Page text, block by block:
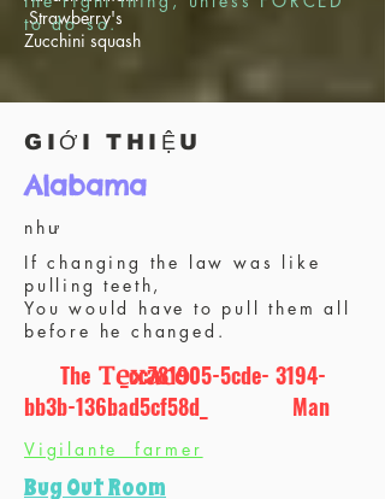
Strawberry's
Zucchini squash
S
DẦU NHỚT
to do so.
GIỚI THIỆU
Alabama
như
If changing the law was like
pulling teeth,
You would have to pull them all
before he changed.
The _cc781905-5cde- 3194-
bb3b-136bad5cf58d_ Man
Texaco
Vigilante farmer
Bug Out Room